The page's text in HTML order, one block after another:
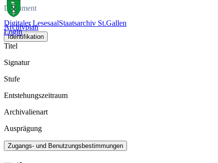
Digitaler LesesaalStaatsarchiv St.Gallen
Login
Dokument
Archivplan
Identifikation
Titel
Signatur
Stufe
Entstehungszeitraum
Archivalienart
Ausprägung
Zugangs- und Benutzungsbestimmungen